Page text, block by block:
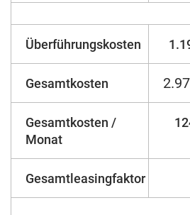
Überführungskosten
Gesamtkosten
Gesamtkosten /
Monat
Gesamtleasingfaktor